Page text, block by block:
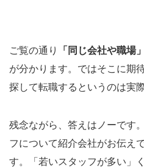
ご覧の通り 「同じ会社や職場
が分かります。ではそこに期
探して転職するというのは実
残念ながら、答えはノーです
フについて紹介会社がお伝え
す。「若いスタッフが多い」